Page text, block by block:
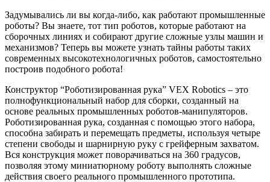
Задумывались ли вы когда-либо, как работают промышленные
роботы? Вы знаете, тот тип роботов, которые работают на
сборочных линиях и собирают другие сложные узлы машин и
механизмов? Теперь вы можете узнать тайны работы таких
современных высокотехнологичных роботов, самостоятельно
построив подобного робота!
Конструктор “Роботизированная рука” VEX Robotics – это
полнофункциональный набор для сборки, созданный на
основе реальных промышленных роботов-манипуляторов.
Роботизированная рука, созданная с помощью этого набора,
способна забирать и перемещать предметы, используя четыре
степени свободы и шарнирную руку с грейферным захватом.
Вся конструкция может поворачиваться на 360 градусов,
позволяя этому миниатюрному роботу выполнять сложные
действия своего реального промышленного прототипа.